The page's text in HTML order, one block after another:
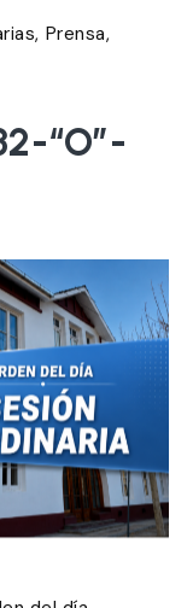
Prensa
“O”-